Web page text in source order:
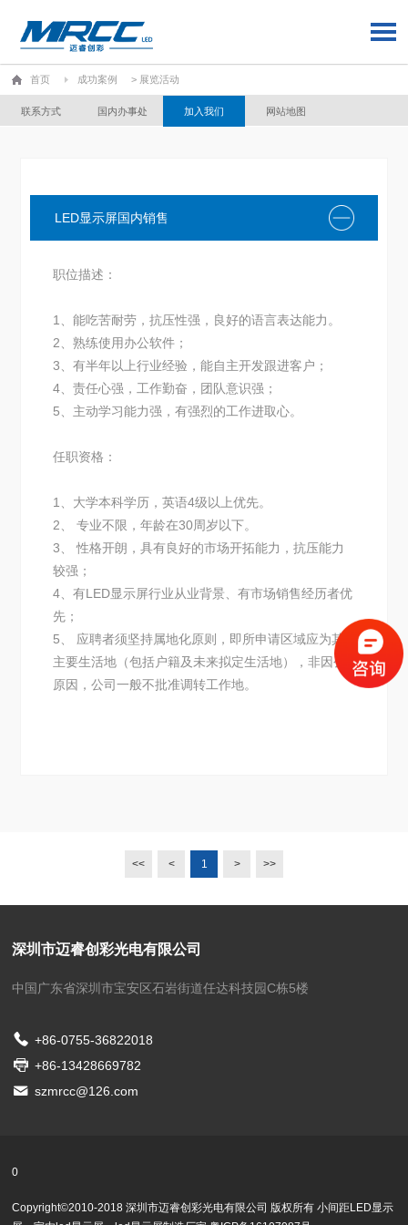
首页 成功案例 > 展览活动
联系方式 国内办事处 加入我们 网站地图
LED显示屏国内销售
职位描述：
1、能吃苦耐劳，抗压性强，良好的语言表达能力。
2、熟练使用办公软件；
3、有半年以上行业经验，能自主开发跟进客户；
4、责任心强，工作勤奋，团队意识强；
5、主动学习能力强，有强烈的工作进取心。
任职资格：
1、大学本科学历，英语4级以上优先。
2、 专业不限，年龄在30周岁以下。
3、 性格开朗，具有良好的市场开拓能力，抗压能力
较强；
4、有LED显示屏行业从业背景、有市场销售经历者优
先；
5、 应聘者须坚持属地化原则，即所申请区域应为其
主要生活地（包括户籍及未来拟定生活地），非因公
原因，公司一般不批准调转工作地。
<< < 1 > >>
深圳市迈睿创彩光电有限公司
中国广东省深圳市宝安区石岩街道任达科技园C栋5楼
+86-0755-36822018
+86-13428669782
szmrcc@126.com
0
Copyright©2010-2018 深圳市迈睿创彩光电有限公司 版权所有小间距LED显示